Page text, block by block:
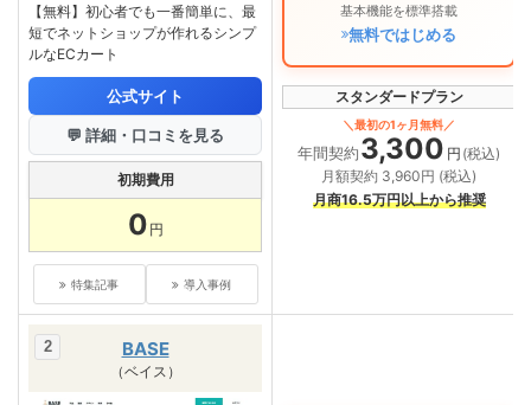
【無料】初心者でも一番簡単に、最
短でネットショップが作れるシンプ
ルなECカート
公式サイト
💬 詳細・口コミを見る
初期費用
0 円
特集記事 導入事例
基本機能を標準搭載
無料ではじめる
スタンダードプラン
＼最初の1ヶ月無料／
年間契約 3,300 円 (税込)
月額契約 3,960円 (税込)
月商16.5万円以上から推奨
BASE
（ベイス）